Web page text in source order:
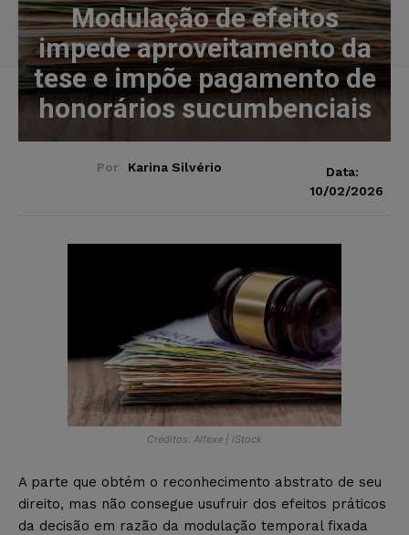
Modulação de efeitos
impede aproveitamento da
tese e impõe pagamento de
honorários sucumbenciais
Por Karina Silvério
Data:
10/02/2026
Créditos: Alfexe | iStock
A parte que obtém o reconhecimento abstrato de seu
direito, mas não consegue usufruir dos efeitos práticos
da decisão em razão da modulação temporal fixada